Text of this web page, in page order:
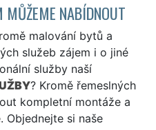
MŮŽEME NABÍDNOUT
malování bytů a
služeb zájem i o jiné
služby naší
? Kromě řemeslných
kompletní montáže a
Objednejte si naše